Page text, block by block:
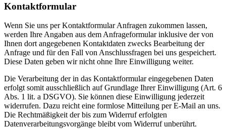
Kontaktformular
Wenn Sie uns per Kontaktformular Anfragen zukommen lassen,
werden Ihre Angaben aus dem Anfrageformular inklusive der von
Ihnen dort angegebenen Kontaktdaten zwecks Bearbeitung der
Anfrage und für den Fall von Anschlussfragen bei uns gespeichert.
Diese Daten geben wir nicht ohne Ihre Einwilligung weiter.
Die Verarbeitung der in das Kontaktformular eingegebenen Daten
erfolgt somit ausschließlich auf Grundlage Ihrer Einwilligung (Art. 6
Abs. 1 lit. a DSGVO). Sie können diese Einwilligung jederzeit
widerrufen. Dazu reicht eine formlose Mitteilung per E-Mail an uns.
Die Rechtmäßigkeit der bis zum Widerruf erfolgten
Datenverarbeitungsvorgänge bleibt vom Widerruf unberührt.